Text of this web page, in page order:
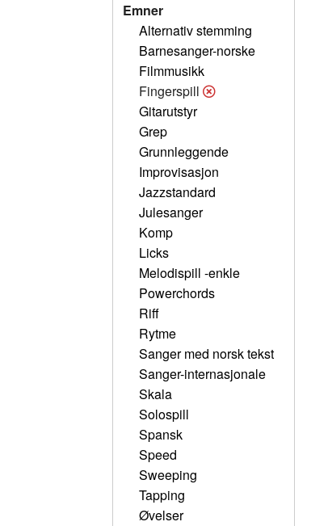
Emner
Alternativ stemming
Barnesanger-norske
Filmmusikk
Fingerspill
Gitarutstyr
Grep
Grunnleggende
Improvisasjon
Jazzstandard
Julesanger
Komp
Licks
Melodispill -enkle
Powerchords
Riff
Rytme
Sanger med norsk tekst
Sanger-internasjonale
Skala
Solospill
Spansk
Speed
Sweeping
Tapping
Øvelser